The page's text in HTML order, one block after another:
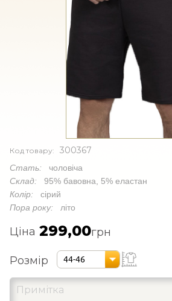
Код товару: 300367
Стать: чоловіча
Склад: 95% бавовна, 5% еластан
Колір: сірий
Пора року: літо
Ціна 299,00грн
Розмір 44-46